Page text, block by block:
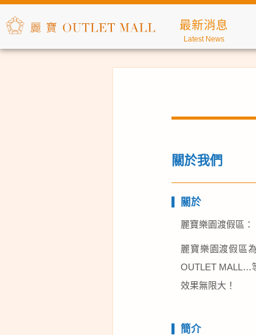
最新消息
Latest News
關於我們
關於
麗寶樂園渡假區：
麗寶樂園渡假區
OUTLET MALL…
效果無限大！
簡介